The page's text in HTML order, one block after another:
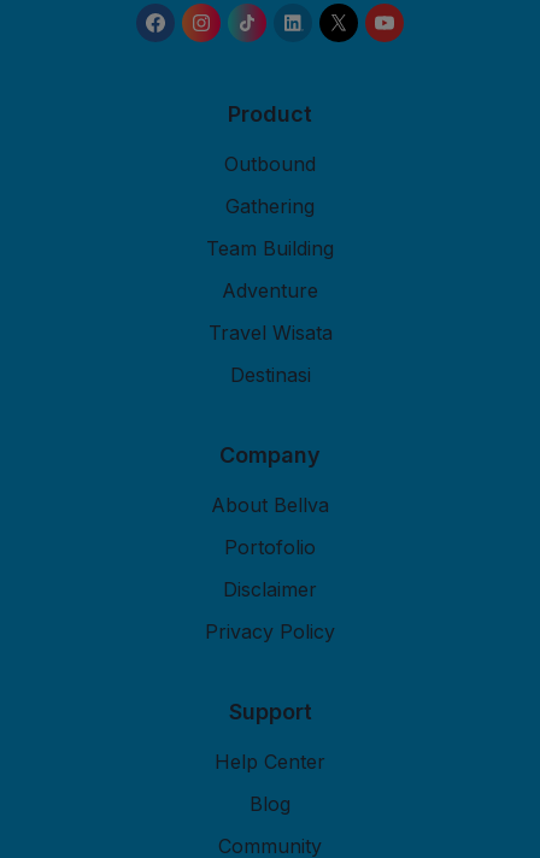
Product
Outbound
Gathering
Team Building
Adventure
Travel Wisata
Destinasi
Company
About Bellva
Portofolio
Disclaimer
Privacy Policy
Support
Help Center
Blog
Community